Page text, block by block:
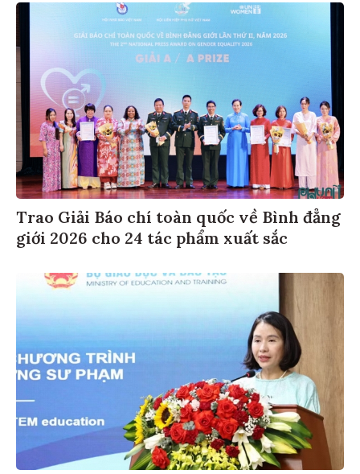
Trao Giải Báo chí toàn quốc về Bình đẳng
giới 2026 cho 24 tác phẩm xuất sắc